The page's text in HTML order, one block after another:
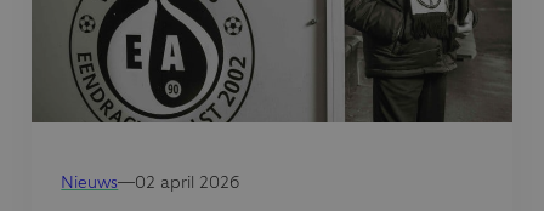
Nieuws—02 april 2026